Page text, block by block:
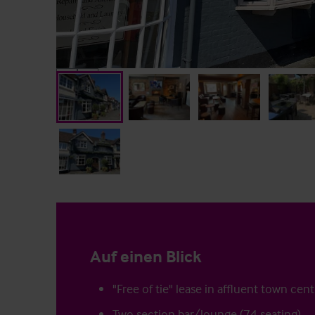
Auf einen Blick
"Free of tie" lease in affluent town